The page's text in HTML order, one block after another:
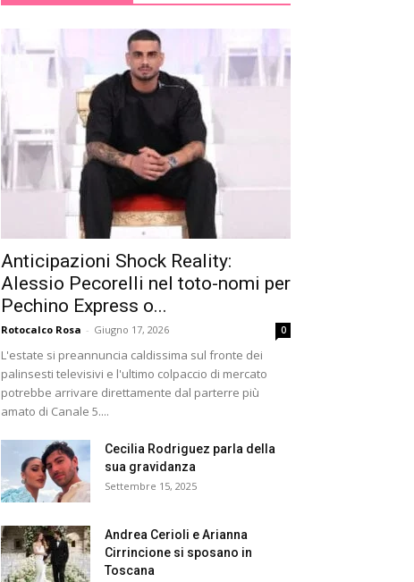
Anticipazioni Shock Reality:
Alessio Pecorelli nel toto-nomi per
Pechino Express o...
Rotocalco Rosa - Giugno 17, 2026 0
L'estate si preannuncia caldissima sul fronte dei
palinsesti televisivi e l'ultimo colpaccio di mercato
potrebbe arrivare direttamente dal parterre più
amato di Canale 5....
Cecilia Rodriguez parla della
sua gravidanza
Settembre 15, 2025
Andrea Cerioli e Arianna
Cirrincione si sposano in
Toscana